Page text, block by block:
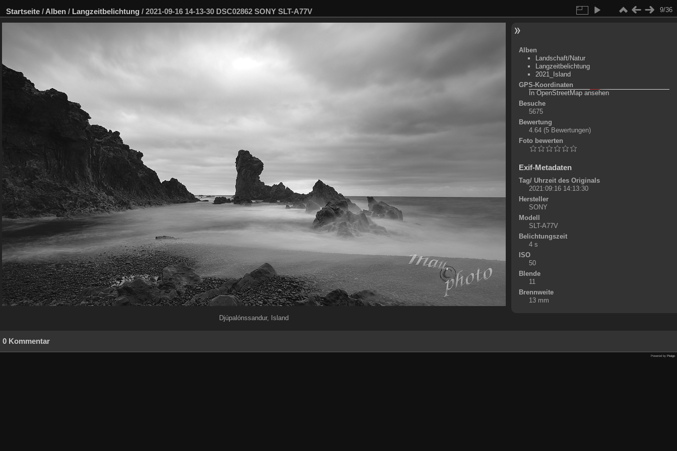
Startseite / Alben / Langzeitbelichtung / 2021-09-16 14-13-30 DSC02862 SONY SLT-A77V 9/36
Djúpalónssandur, Island
Alben
Landschaft/Natur
Langzeitbelichtung
2021_Island
GPS-Koordinaten
+
-
©
In OpenStreetMap ansehen
Besuche
5675
Bewertung
4.64 (5 Bewertungen)
Foto bewerten
Exif-Metadaten
Tag/ Uhrzeit des Originals
2021:09:16 14:13:30
Hersteller
SONY
Modell
SLT-A77V
Belichtungszeit
4 s
ISO
50
Blende
11
Brennweite
13 mm
0 Kommentar
Powered by Piwigo